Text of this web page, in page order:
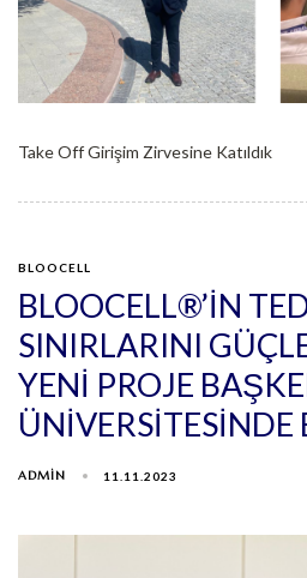
Take Off Girişim Zirvesine Katıldık
BLOOCELL
BLOOCELL®’IN
SINIRLARINI
YENİ PROJE
ÜNİVERSİTESİNDE
ADMIN 11.11.2023